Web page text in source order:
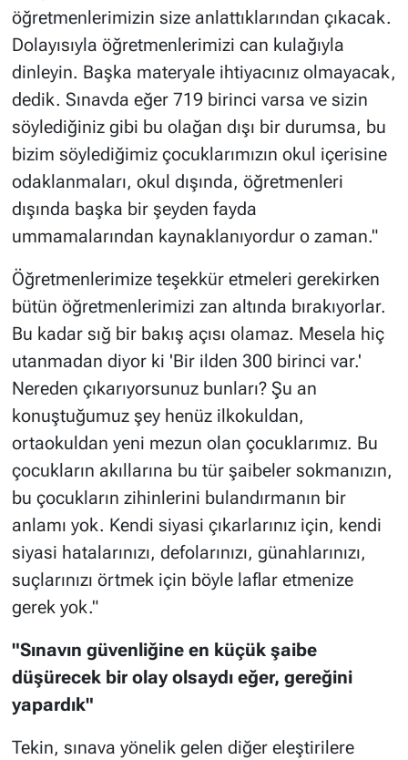
öğretmenlerimizin size anlattıklarından çıkacak.
Dolayısıyla öğretmenlerimizi can kulağıyla
dinleyin. Başka materyale ihtiyacınız olmayacak,
dedik. Sınavda eğer 719 birinci varsa ve sizin
söylediğiniz gibi bu olağan dışı bir durumsa, bu
bizim söylediğimiz çocuklarımızın okul içerisine
odaklanmaları, okul dışında, öğretmenleri
dışında başka bir şeyden fayda
ummamalarından kaynaklanıyordur o zaman."
Öğretmenlerimize teşekkür etmeleri gerekirken
bütün öğretmenlerimizi zan altında bırakıyorlar.
Bu kadar sığ bir bakış açısı olamaz. Mesela hiç
utanmadan diyor ki 'Bir ilden 300 birinci var.'
Nereden çıkarıyorsunuz bunları? Şu an
konuştuğumuz şey henüz ilkokuldan,
ortaokuldan yeni mezun olan çocuklarımız. Bu
çocukların akıllarına bu tür şaibeler sokmanızın,
bu çocukların zihinlerini bulandırmanın bir
anlamı yok. Kendi siyasi çıkarlarınız için, kendi
siyasi hatalarınızı, defolarınızı, günahlarınızı,
suçlarınızı örtmek için böyle laflar etmenize
gerek yok."
"Sınavın güvenliğine en küçük şaibe
düşürecek bir olay olsaydı eğer, gereğini
yapardık"
Tekin, sınava yönelik gelen diğer eleştirilere